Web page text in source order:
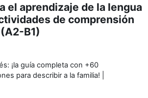
el aprendizaje de la lengua
de comprensión
B1)